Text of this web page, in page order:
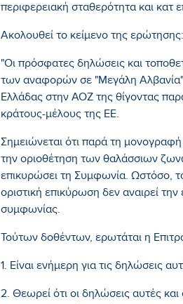
περιφερειακή σταθερότητα και κατ
Ακολουθεί το κείμενο της ερώτησης:
"Οι πρόσφατες δηλώσεις και
των αναφορών σε "Μεγάλη Αλβανία"
Ελλάδας στην ΑΟΖ της θίγοντας
κράτους-μέλους της ΕΕ.
Σημειώνεται ότι παρά τη
την οριοθέτηση των θαλάσσιων
επικυρώσει τη Συμφωνία. Ωστόσο,
οριστική επικύρωση δεν αναιρεί
συμφωνίας.
Τούτων δοθέντων, ερωτάται η
1. Είναι ενήμερη για τις δηλώσεις
2. Θεωρεί ότι οι δηλώσεις αυτές